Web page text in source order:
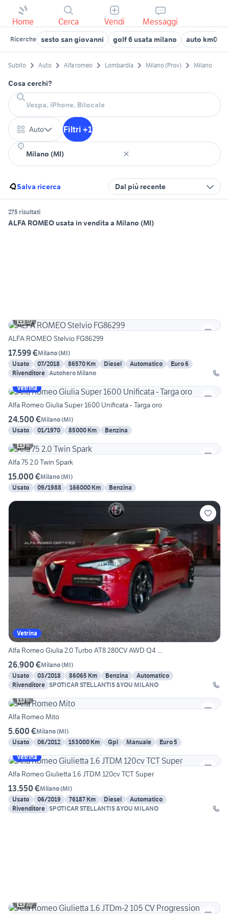
Home Cerca Vendi Messaggi
Ricerche sesto san giovanni golf 6 usata milano auto km0
Subito Auto Alfa romeo Lombardia Milano (Prov) Milano
Cosa cerchi?
Auto Filtri +1
Salva ricerca Dal più recente
275 risultati
ALFA ROMEO usata in vendita a Milano (MI)
10
ALFA ROMEO Stelvio FG86299
17.599 €Milano(MI)
Usato
07/2018 86570 Km Diesel Automatico
Euro 6
Rivenditore Autohero Milano
Vetrina
Alfa Romeo Giulia Super 1600 Unificata - Targa oro
24.500 €Milano(MI)
Usato
01/1970 85000 Km
Benzina
6
Alfa 75 2.0 Twin Spark
15.000 €Milano(MI)
Usato
09/1988 166000 Km Benzina
Vetrina
Alfa Romeo Giulia 2.0 Turbo AT8 280CV AWD Q4 ...
26.900 €Milano(MI)
Usato
03/2018 86065 Km Benzina
Automatico
Rivenditore SPOTICAR STELLANTIS &YOU MILANO
6
Alfa Romeo Mito
5.600 €Milano(MI)
Usato
06/2012 153000 Km Gpl Manuale
Euro 5
Vetrina
Alfa Romeo Giulietta 1.6 JTDM 120cv TCT Super
13.550 €Milano(MI)
Usato
06/2019 76187 Km Diesel
Automatico
Rivenditore SPOTICAR STELLANTIS &YOU MILANO
20